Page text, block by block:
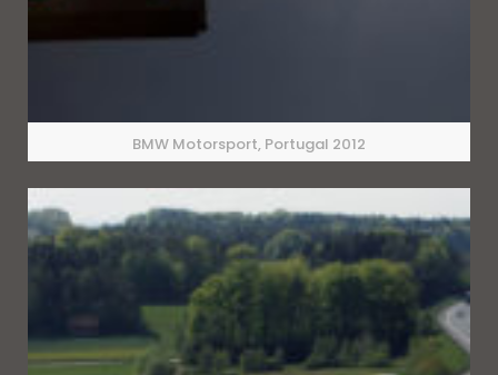
BMW Motorsport, Portugal 2012